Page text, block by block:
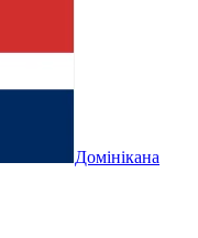
Домінікана